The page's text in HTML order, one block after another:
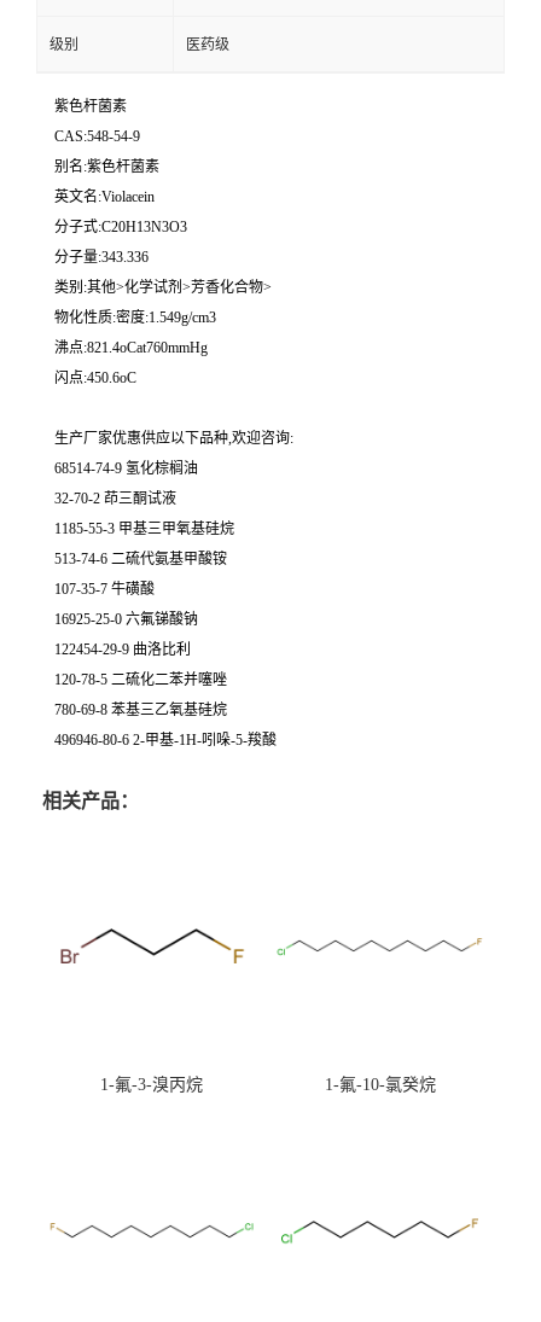
级别 医药级
紫色杆菌素
CAS:548-54-9
别名:紫色杆菌素
英文名:Violacein
分子式:C20H13N3O3
分子量:343.336
类别:其他>化学试剂>芳香化合物>
物化性质:密度:1.549g/cm3
沸点:821.4oCat760mmHg
闪点:450.6oC
生产厂家优惠供应以下品种,欢迎咨询:
68514-74-9 氢化棕榈油
32-70-2 茚三酮试液
1185-55-3 甲基三甲氧基硅烷
513-74-6 二硫代氨基甲酸铵
107-35-7 牛磺酸
16925-25-0 六氟锑酸钠
122454-29-9 曲洛比利
120-78-5 二硫化二苯并噻唑
780-69-8 苯基三乙氧基硅烷
496946-80-6 2-甲基-1H-吲哚-5-羧酸
相关产品：
1-氟-3-溴丙烷 1-氟-10-氯癸烷